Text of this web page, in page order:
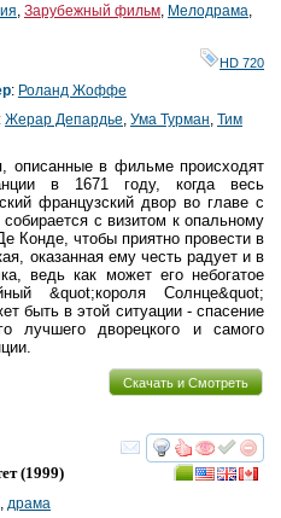
Зарубежный фильм Мелодрама
HD 720
: Роланд Жоффе
: Жерар Депардье Ума Турман Тим
описанные в фильме происходят
в 1671 году, когда весь
французский двор во главе с
с визитом к опальному
Конде, чтобы приятно провести в
оказанная ему честь радует и в
ведь как может его небогатое
&quot;короля Солнце&quot;
быть в этой ситуации - спасение
лучшего дворецкого и самого
Скачать и Смотреть
смотреть
(1999)
, драма